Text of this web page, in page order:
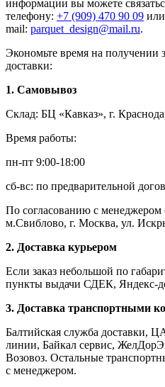
информации вы можете
телефону: +7 (909) 470 90 09
mail: parquet_design@mail.ru.
Экономьте время на получении
доставки:
1. Самовывоз
Склад: БЦ «Кавказ», г.
Время работы:
пн-пт 9:00-18:00
сб-вс: по предварительной
По согласованию с менеджером
м.Свиблово, г. Москва, ул.
2. Доставка курьером
Если заказ небольшой по
пункты выдачи СДЕК, Яндекс-
3. Доставка транспортными
Балтийская служба
линии, Байкал сервис,
Возовоз. Остальные
с менеджером.